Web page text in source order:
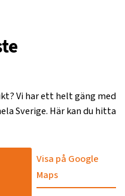
Vi har ett helt gäng med
Sverige. Här kan du hitta
Visa på Google
Maps